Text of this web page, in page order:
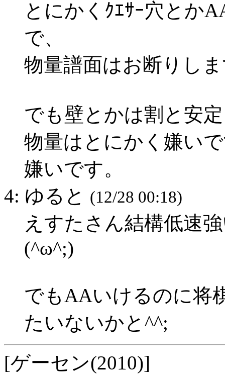
とにかくｸｴｻｰ穴とか
で、
物量譜面はお断りし
でも壁とかは割と安
物量はとにかく嫌い
嫌いです。
4: ゆると (12/28 00:18)
えすたさん結構低速
(^ω^;)
でもAAいけるのに将
たいないかと^^;
[ゲーセン(2010)]